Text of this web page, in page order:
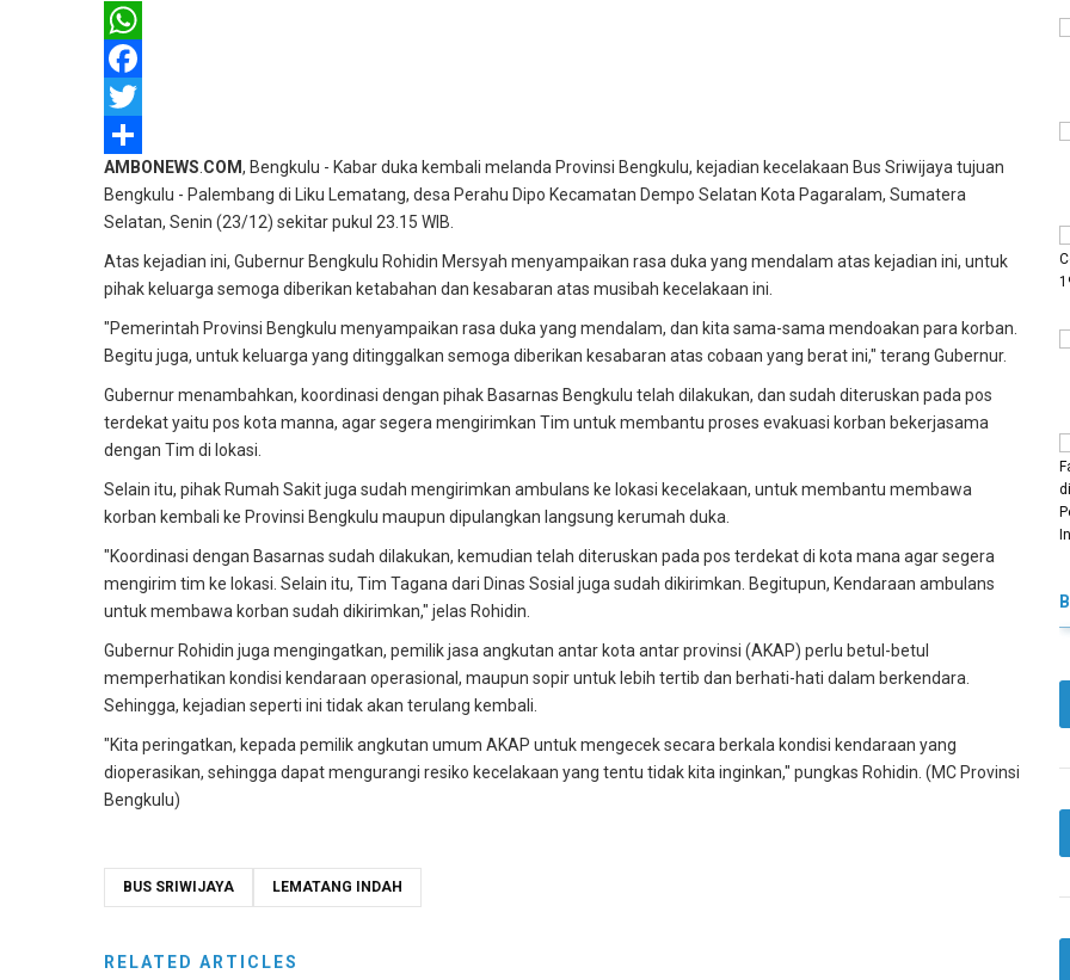
WhatsApp
Facebook
Twitter
Share
AMBONEWS COM, Bengkulu - Kabar duka kembali melanda Provinsi Bengkulu, kejadian kecelakaan Bus Sriwijaya tujuan
Bengkulu - Palembang di Liku Lematang, desa Perahu Dipo Kecamatan Dempo Selatan Kota Pagaralam, Sumatera
Selatan, Senin (23/12) sekitar pukul 23.15 WIB.
Atas kejadian ini, Gubernur Bengkulu Rohidin Mersyah menyampaikan rasa duka yang mendalam atas kejadian ini, untuk
pihak keluarga semoga diberikan ketabahan dan kesabaran atas musibah kecelakaan ini.
"Pemerintah Provinsi Bengkulu menyampaikan rasa duka yang mendalam, dan kita sama-sama mendoakan para korban.
Begitu juga, untuk keluarga yang ditinggalkan semoga diberikan kesabaran atas cobaan yang berat ini," terang Gubernur.
Gubernur menambahkan, koordinasi dengan pihak Basarnas Bengkulu telah dilakukan, dan sudah diteruskan pada pos
terdekat yaitu pos kota manna, agar segera mengirimkan Tim untuk membantu proses evakuasi korban bekerjasama
dengan Tim di lokasi.
Selain itu, pihak Rumah Sakit juga sudah mengirimkan ambulans ke lokasi kecelakaan, untuk membantu membawa
korban kembali ke Provinsi Bengkulu maupun dipulangkan langsung kerumah duka.
"Koordinasi dengan Basarnas sudah dilakukan, kemudian telah diteruskan pada pos terdekat di kota mana agar segera
mengirim tim ke lokasi. Selain itu, Tim Tagana dari Dinas Sosial juga sudah dikirimkan. Begitupun, Kendaraan ambulans
untuk membawa korban sudah dikirimkan," jelas Rohidin.
Gubernur Rohidin juga mengingatkan, pemilik jasa angkutan antar kota antar provinsi (AKAP) perlu betul-betul
memperhatikan kondisi kendaraan operasional, maupun sopir untuk lebih tertib dan berhati-hati dalam berkendara.
Sehingga, kejadian seperti ini tidak akan terulang kembali.
"Kita peringatkan, kepada pemilik angkutan umum AKAP untuk mengecek secara berkala kondisi kendaraan yang
dioperasikan, sehingga dapat mengurangi resiko kecelakaan yang tentu tidak kita inginkan," pungkas Rohidin. (MC Provinsi
Bengkulu)
BUS SRIWIJAYA LEMATANG INDAH
RELATED ARTICLES